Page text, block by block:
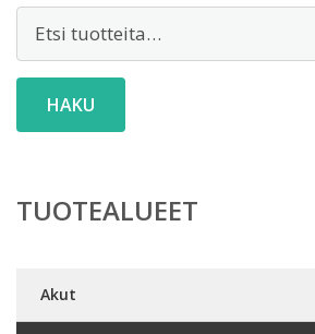
Etsi:
HAKU
TUOTEALUEET
Akut